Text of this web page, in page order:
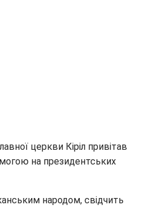
церкви Кіріл привітав
на президентських
народом, свідчить